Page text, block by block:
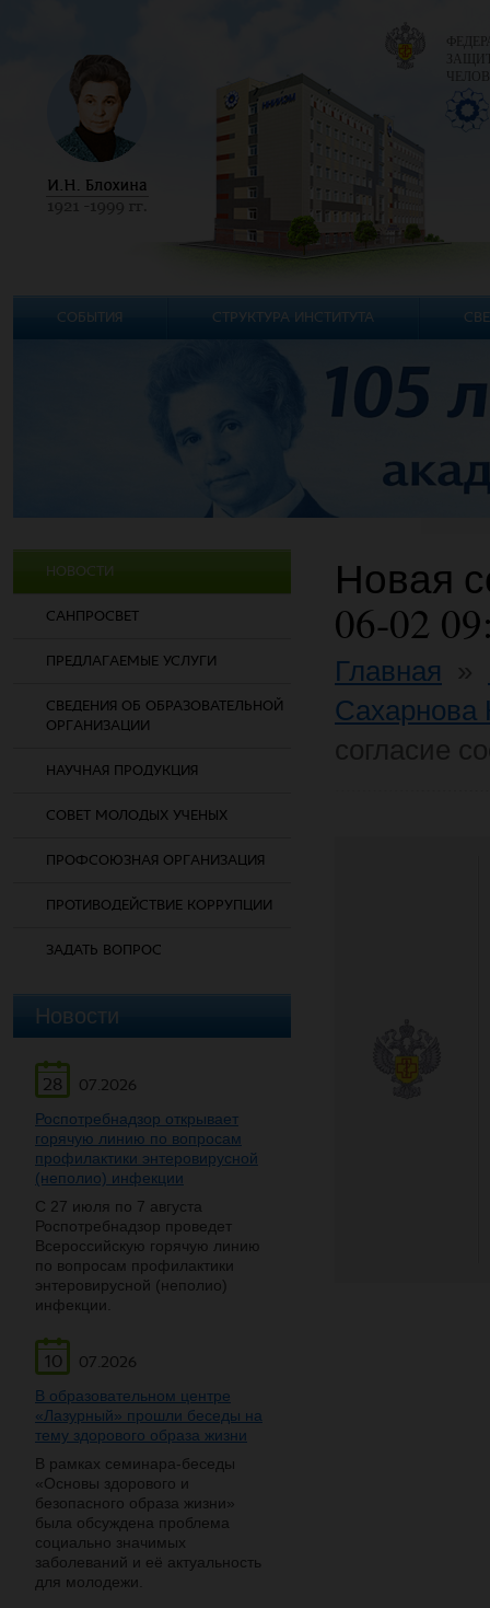
НОВОСТИ
САНПРОСВЕТ
ПРЕДЛАГАЕМЫЕ УСЛУГИ
СВЕДЕНИЯ ОБ ОБРАЗОВАТЕЛЬНОЙ
ОРГАНИЗАЦИИ
НАУЧНАЯ ПРОДУКЦИЯ
СОВЕТ МОЛОДЫХ УЧЕНЫХ
ПРОФСОЮЗНАЯ ОРГАНИЗАЦИЯ
ПРОТИВОДЕЙСТВИЕ КОРРУПЦИИ
ЗАДАТЬ ВОПРОС
Новости
28
07.2026
Роспотребнадзор открывает
горячую линию по вопросам
профилактики энтеровирусной
(неполио) инфекции
С 27 июля по 7 августа
Роспотребнадзор проведет
Всероссийскую горячую линию
по вопросам профилактики
энтеровирусной (неполио)
инфекции.
10
07.2026
В образовательном центре
«Лазурный» прошли беседы на
тему здорового образа жизни
В рамках семинара-беседы
«Основы здорового и
безопасного образа жизни»
была обсуждена проблема
социально значимых
заболеваний и её актуальность
для молодежи.
Новая
06-02
Главная
Сахарнова
СОБЫТИЯ СТРУКТУРА ИНСТИТУТА